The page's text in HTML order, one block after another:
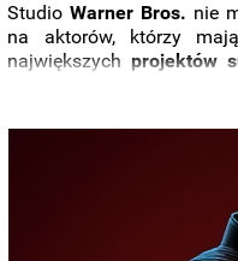
StudioWarner Bros. nie
na aktorów, którzy
największychprojektów
wcielać się w nowego